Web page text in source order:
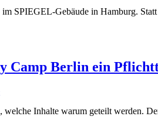
SPIEGEL-Gebäude in Hamburg.
Camp Berlin ein
Inhalte warum geteilt werden.